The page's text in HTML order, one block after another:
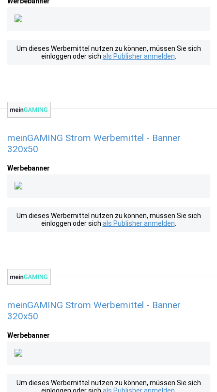
Um dieses Werbemittel nutzen zu können, müssen Sie sich
einloggen oder sich als Publisher anmelden
meinGAMING Strom Werbemittel - Banner
320x50
Werbebanner
Um dieses Werbemittel nutzen zu können, müssen Sie sich
einloggen oder sich als Publisher anmelden
meinGAMING Strom Werbemittel - Banner
320x50
Werbebanner
Um dieses Werbemittel nutzen zu können, müssen Sie sich